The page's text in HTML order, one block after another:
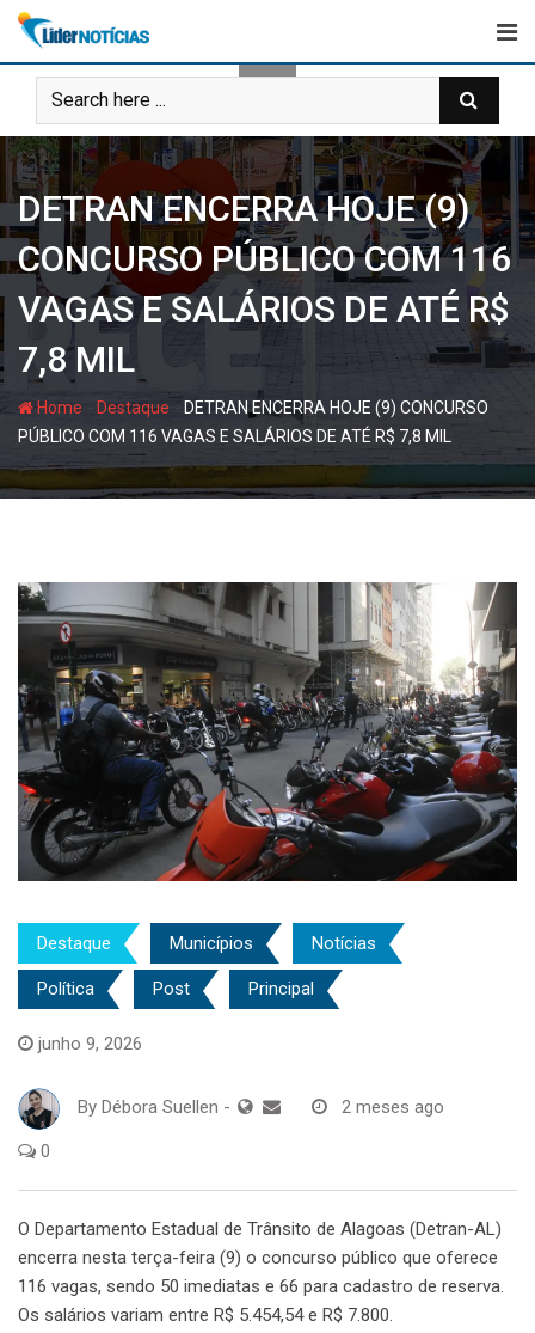
Skip
content
DETRAN ENCERRA HOJE (9)
CONCURSO PÚBLICO COM 116
VAGAS E SALÁRIOS DE ATÉ R$
7,8 MIL
Home Destaque - DETRAN ENCERRA HOJE (9) CONCURSO
PÚBLICO COM 116 VAGAS E SALÁRIOS DE ATÉ R$ 7,8 MIL
Destaque Municípios Notícias
Política Post Principal
junho 9, 2026
By Débora Suellen - 2 meses ago
0
O Departamento Estadual de Trânsito de Alagoas (Detran-AL)
encerra nesta terça-feira (9) o concurso público que oferece
116 vagas, sendo 50 imediatas e 66 para cadastro de reserva.
Os salários variam entre R$ 5.454,54 e R$ 7.800.